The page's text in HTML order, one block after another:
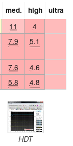
med. high
ultra
11 4
7.9 5.1
7.6 4.6
5.8 4.8
HDT